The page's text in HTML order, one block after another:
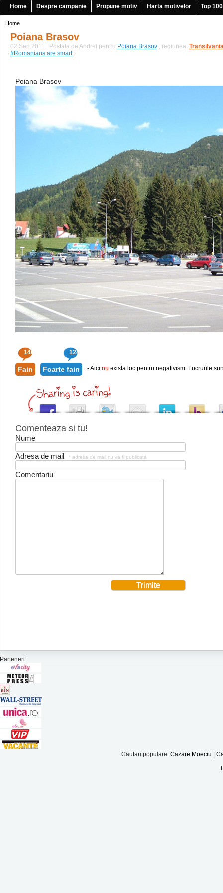
Home Despre campanie Propune motiv Harta motivelor Top
Home
Poiana Brasov
02.Sep.2011 . Postata de Andrei pentru Poiana Brasov , regiunea Transilvania
|
#Romanians are smart
Poiana Brasov
146 124
Fain Foarte fain - Aici nu exista loc pentru negativism. Lucrurile
Comenteaza si tu!
Nume
Adresa de mail * adresa de mail nu va fi publicata
Comentariu
Parteneri
Cautari populare: Cazare Moeciu